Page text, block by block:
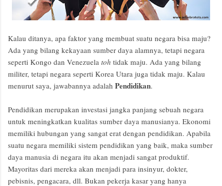
Kalau ditanya, apa faktor yang membuat suatu negara bisa maju?
Ada yang bilang kekayaan sumber daya alamnya, tetapi negara
seperti Kongo dan Venezuela toh tidak maju. Ada yang bilang
militer, tetapi negara seperti Korea Utara juga tidak maju. Kalau
menurut saya, jawabannya adalah Pendidikan.
Pendidikan merupakan investasi jangka panjang sebuah negara
untuk meningkatkan kualitas sumber daya manusianya. Ekonomi
memiliki hubungan yang sangat erat dengan pendidikan. Apabila
suatu negara memiliki sistem pendidikan yang baik, maka sumber
daya manusia di negara itu akan menjadi sangat produktif.
Mayoritas dari mereka akan menjadi para insinyur, dokter,
pebisnis, pengacara, dll. Bukan pekerja kasar yang hanya